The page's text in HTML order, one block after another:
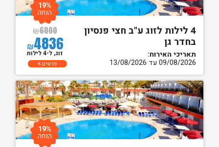
4 לילות לזוג ע"ב חצי פנסיון
בחדר גן
תאריכי האירוח:
09/08/2026 עד 13/08/2026
₪6000
₪4836
19%
הנחה
זוג, ל-4 לילות
פרטים
19%
הנחה